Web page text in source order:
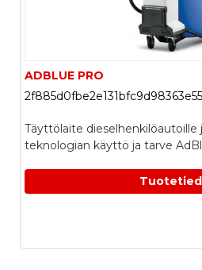
ADBLUE PRO
Täyttölaite dieselhenkilöautoille
teknologian käyttö ja tarve